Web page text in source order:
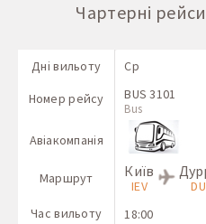
Чартерні
Дні вильоту
Номер рейсу
Авіакомпанія
Маршрут
Час вильоту
Ср
BUS 3101
Bus
Київ
IEV
18:00